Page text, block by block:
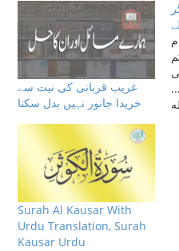
غریب قربانی کی نیت سے
خریدا جانور نہیں بدل سکتا
Surah Al Kausar With
Urdu Translation, Surah
Kausar Urdu